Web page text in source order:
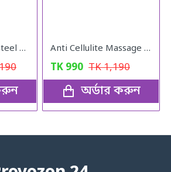
16 pcs Stainless Steel Nail Cutter Clipper Tool Box Set For Personal Care Manicure Set Anti Cellulite Massage Oil
TK 990 TK1,190
অর্ডার করুন